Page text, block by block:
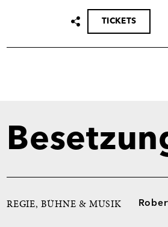
Termin
teilen
TICKETS
REGIE, BÜHNE & MUSIK